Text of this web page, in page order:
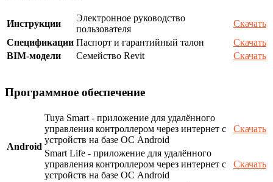
Инструкции
Электронное руководство
пользователя
Скачать
Спецификации Паспорт и гарантийный талон
Скачать
BIM-модели
Семейство Revit Скачать
Программное обеспечение
Android
Tuya Smart - приложение для удалённого
управления контроллером через интернет с
устройств на базе ОС Android
Скачать
Smart Life - приложение для удалённого
управления контроллером через интернет с
устройств на базе ОС Android
Скачать